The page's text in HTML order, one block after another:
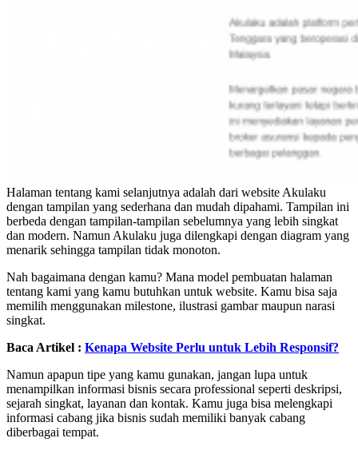
Halaman tentang kami selanjutnya adalah dari website Akulaku
dengan tampilan yang sederhana dan mudah dipahami. Tampilan ini
berbeda dengan tampilan-tampilan sebelumnya yang lebih singkat
dan modern. Namun Akulaku juga dilengkapi dengan diagram yang
menarik sehingga tampilan tidak monoton.
Nah bagaimana dengan kamu? Mana model pembuatan halaman
tentang kami yang kamu butuhkan untuk website. Kamu bisa saja
memilih menggunakan milestone, ilustrasi gambar maupun narasi
singkat.
Baca Artikel : Kenapa Website Perlu untuk Lebih Responsif?
Namun apapun tipe yang kamu gunakan, jangan lupa untuk
menampilkan informasi bisnis secara professional seperti deskripsi,
sejarah singkat, layanan dan kontak. Kamu juga bisa melengkapi
informasi cabang jika bisnis sudah memiliki banyak cabang
diberbagai tempat.